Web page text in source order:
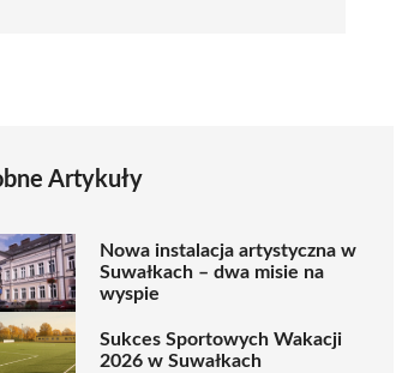
Artykuły
Nowa instalacja artystyczna w
Suwałkach – dwa misie na
wyspie
Sukces Sportowych Wakacji
2026 w Suwałkach